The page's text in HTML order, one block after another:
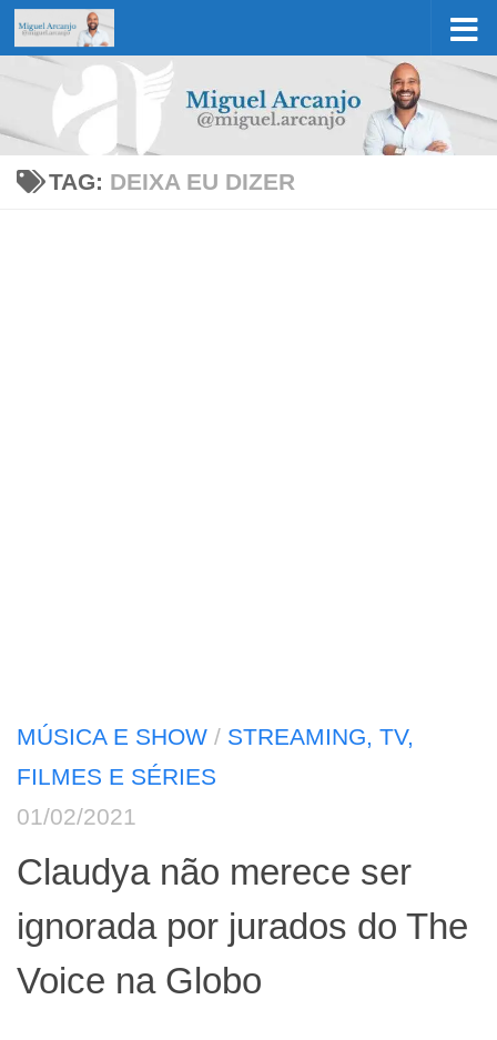
Skip to content
TAG: DEIXA EU DIZER
MÚSICA E SHOW / STREAMING, TV,
FILMES E SÉRIES
01/02/2021
Claudya não merece ser
ignorada por jurados do The
Voice na Globo